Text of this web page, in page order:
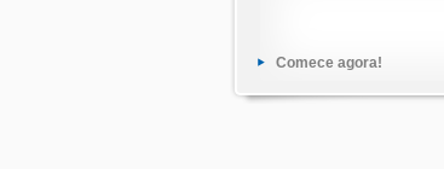
Comece agora!